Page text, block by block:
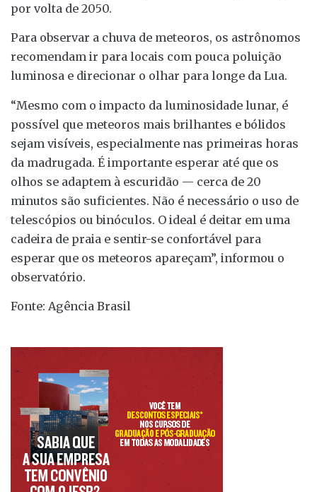
por volta de 2050.
Para observar a chuva de meteoros, os astrônomos
recomendam ir para locais com pouca poluição
luminosa e direcionar o olhar para longe da Lua.
“Mesmo com o impacto da luminosidade lunar, é
possível que meteoros mais brilhantes e bólidos
sejam visíveis, especialmente nas primeiras horas
da madrugada. É importante esperar até que os
olhos se adaptem à escuridão — cerca de 20
minutos são suficientes. Não é necessário o uso de
telescópios ou binóculos. O ideal é deitar em uma
cadeira de praia e sentir-se confortável para
esperar que os meteoros apareçam”, informou o
observatório.
Fonte: Agência Brasil